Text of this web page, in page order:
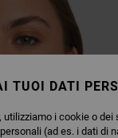
TUOI DATI
utilizziamo i cookie o
(ad es. i dati di